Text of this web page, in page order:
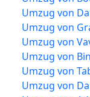
Umzug von
Umzug von
Umzug von
Umzug von
Umzug von
Umzug von